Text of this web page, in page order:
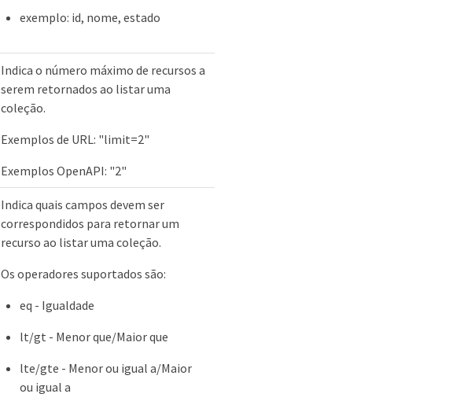
exemplo: id, nome, estado
Indica o número máximo de recursos a
serem retornados ao listar uma
coleção.
Exemplos de URL: "limit=2"
Exemplos OpenAPI: "2"
Indica quais campos devem ser
correspondidos para retornar um
recurso ao listar uma coleção.
Os operadores suportados são:
eq - Igualdade
lt/gt - Menor que/Maior que
lte/gte - Menor ou igual a/Maior
ou igual a